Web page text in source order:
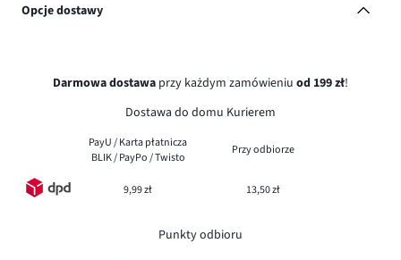
Opcje dostawy
Darmowa dostawa przy każdym zamówieniu od 199 zł!
Dostawa do domu Kurierem
PayU / Karta płatnicza
BLIK / PayPo / Twisto
Przy odbiorze
9,99 zł 13,50 zł
Punkty odbioru